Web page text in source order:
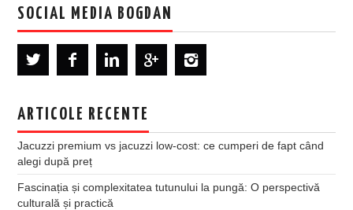
SOCIAL MEDIA BOGDAN
ARTICOLE RECENTE
Jacuzzi premium vs jacuzzi low-cost: ce cumperi de fapt când
alegi după preț
Fascinația și complexitatea tutunului la pungă: O perspectivă
culturală și practică